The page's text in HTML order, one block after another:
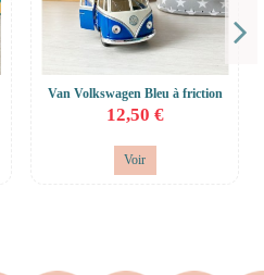
Van Volkswagen Bleu à friction
12,50 €
Voir